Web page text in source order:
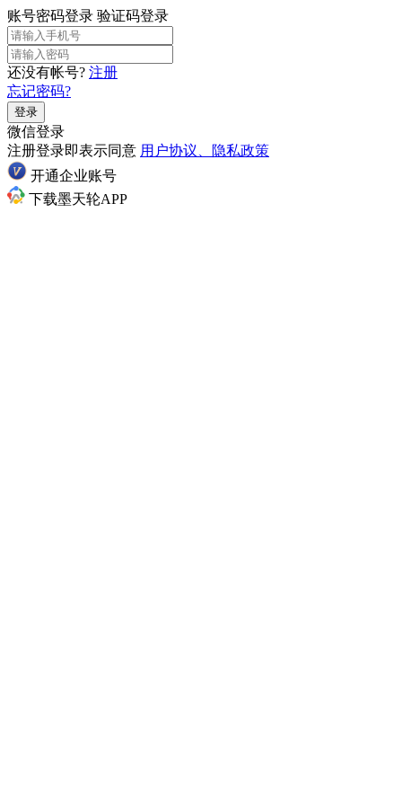
账号密码登录 验证码登录
还没有帐号? 注册
忘记密码?
登录
微信登录
注册登录即表示同意 用户协议、隐私政策
开通企业账号
下载墨天轮APP